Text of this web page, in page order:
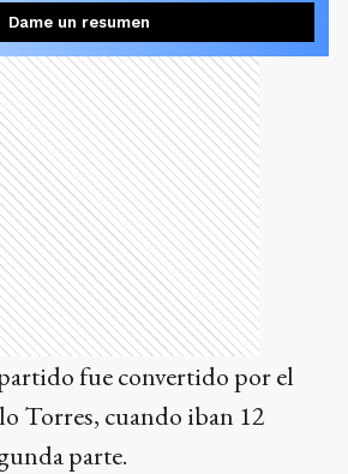
Dame un resumen
fue convertido por el
Torres, cuando iban 12
parte.